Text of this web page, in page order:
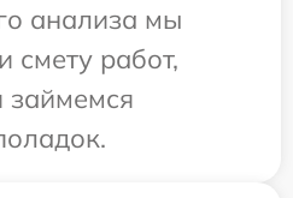
анализа мы
смету работ,
займемся